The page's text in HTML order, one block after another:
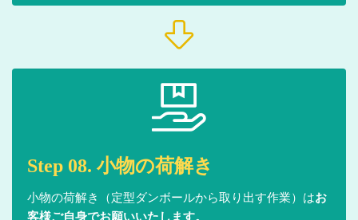
Step 08. 小物の荷解き
小物の荷解き（定型ダンボールから取り出す作業）はお
客様ご自身でお願いいたします。